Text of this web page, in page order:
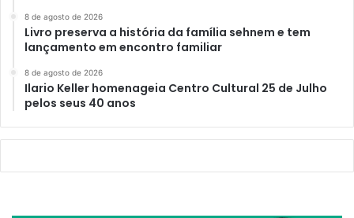
8 de agosto de 2026
Livro preserva a história da família sehnem e tem
lançamento em encontro familiar
8 de agosto de 2026
Ilario Keller homenageia Centro Cultural 25 de Julho
pelos seus 40 anos